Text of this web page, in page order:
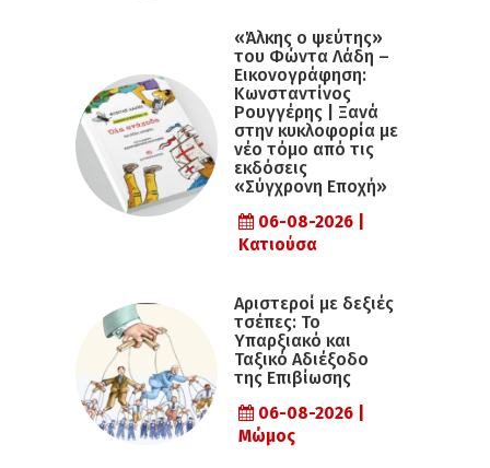
«Άλκης ο ψεύτης»
του Φώντα Λάδη –
Εικονογράφηση:
Κωνσταντίνος
Ρουγγέρης | Ξανά
στην κυκλοφορία με
νέο τόμο από τις
εκδόσεις
«Σύγχρονη Εποχή»
06-08-2026 |
Κατιούσα
Αριστεροί με δεξιές
τσέπες: Το
Υπαρξιακό και
Ταξικό Αδιέξοδο
της Επιβίωσης
06-08-2026 |
Μώμος